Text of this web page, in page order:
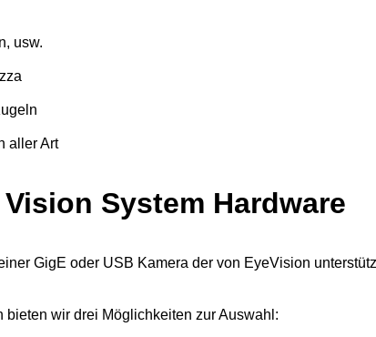
usw.
aller Art
System Hardware
GigE oder USB Kamera der von EyeVision
wir drei Möglichkeiten zur Auswahl: